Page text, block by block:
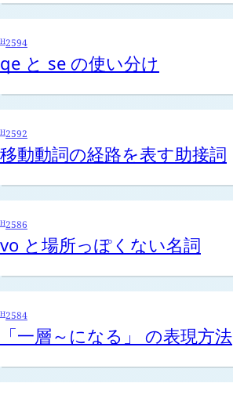
H2594
qe と se の使い分け
H2592
移動動詞の経路を表す助接詞
H2586
vo と場所っぽくない名詞
H2584
「一層～になる」 の表現方法